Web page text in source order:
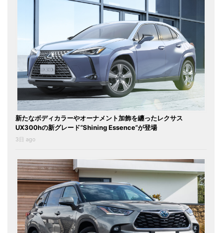
新たなボディカラーやオーナメント加飾を纏ったレクサス
UX300hの新グレード“Shining Essence”が登場
3日 ago